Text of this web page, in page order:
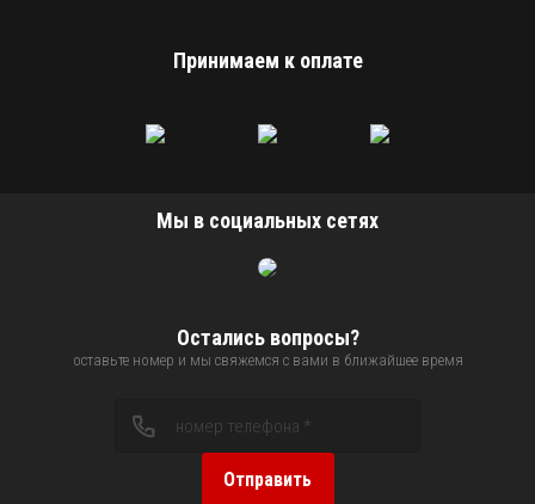
Принимаем к оплате
Мы в социальных сетях
Остались вопросы?
оставьте номер и мы свяжемся с вами в ближайшее время
Отправить